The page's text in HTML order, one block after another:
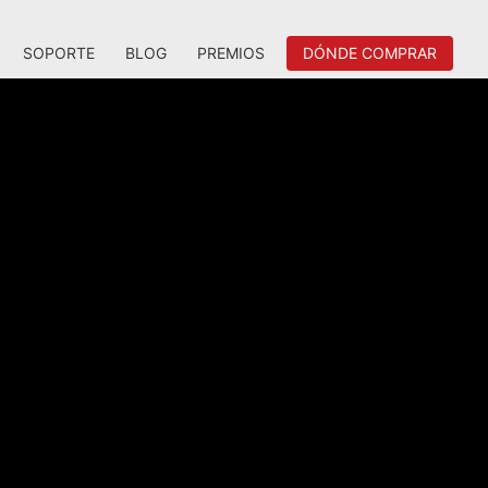
SOPORTE BLOG PREMIOS DÓNDE COMPRAR